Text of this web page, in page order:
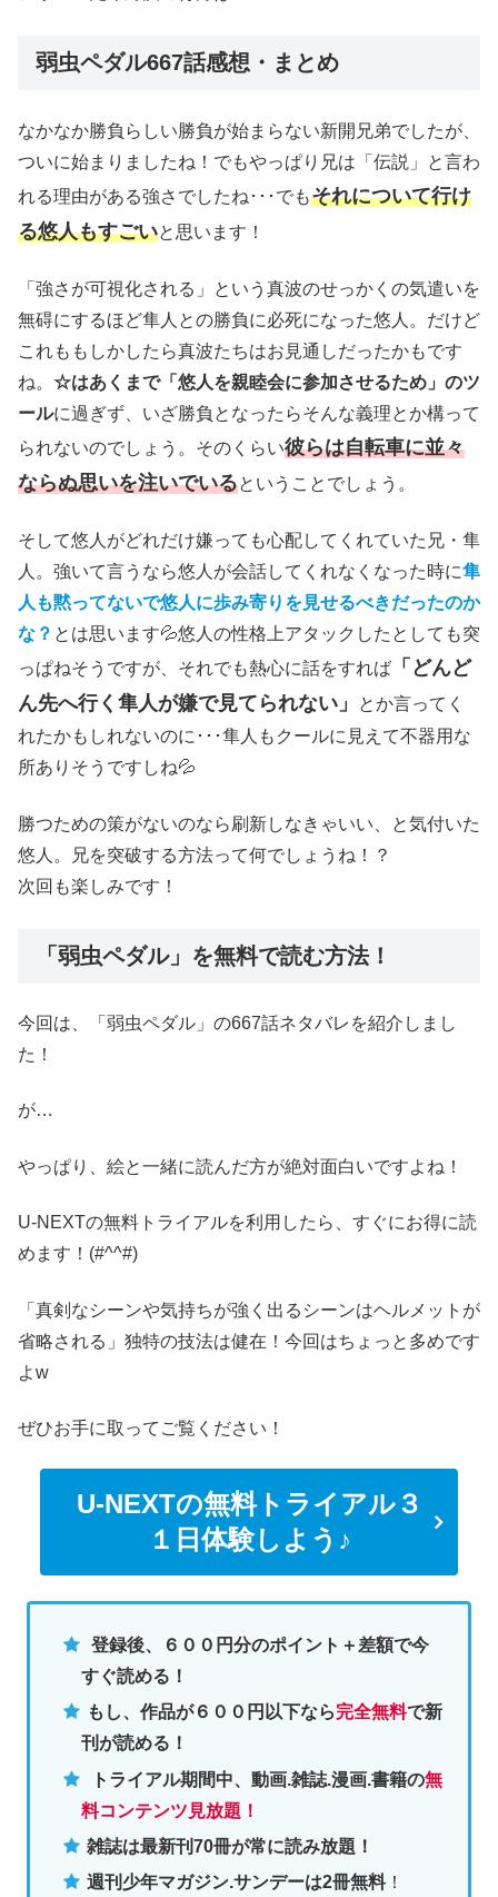
弱虫ペダル667話感想・まとめ
なかなか勝負らしい勝負が始まらない新開兄弟でしたが、
ついに始まりましたね！でもやっぱり兄は「伝説」と言わ
れる理由がある強さでしたね･･･でもそれについて行け
る悠人もすごいと思います！
「強さが可視化される」という真波のせっかくの気遣いを
無碍にするほど隼人との勝負に必死になった悠人。だけど
これももしかしたら真波たちはお見通しだったかもです
ね。 ☆はあくまで「悠人を親睦会に参加させるため」のツ
ールに過ぎず、いざ勝負となったらそんな義理とか構って
られないのでしょう。そのくらい彼らは自転車に並々
ならぬ思いを注いでいるということでしょう。
そして悠人がどれだけ嫌っても心配してくれていた兄・隼
人。強いて言うなら悠人が会話してくれなくなった時に隼
人も黙ってないで悠人に歩み寄りを見せるべきだったのか
な？ とは思います💦悠人の性格上アタックしたとしても突
っぱねそうですが、それでも熱心に話をすれば 「どんど
ん先へ行く隼人が嫌で見てられない」
とか言ってく
れたかもしれないのに･･･隼人もクールに見えて不器用な
所ありそうですしね💦
勝つための策がないのなら刷新しなきゃいい、と気付いた
悠人。兄を突破する方法って何でしょうね！？
次回も楽しみです！
「弱虫ペダル」を無料で読む方法！
今回は、「弱虫ペダル」の667話ネタバレを紹介しまし
た！
が…
やっぱり、絵と一緒に読んだ方が絶対面白いですよね！
U-NEXTの無料トライアルを利用したら、すぐにお得に読
めます！(#^^#)
「真剣なシーンや気持ちが強く出るシーンはヘルメットが
省略される」独特の技法は健在！今回はちょっと多めです
よw
ぜひお手に取ってご覧ください！
U-NEXTの無料トライアル３
１日体験しよう♪
登録後、６００円分のポイント＋差額で今
すぐ読める！
もし、作品が６００円以下なら完全無料で新
刊が読める！
トライアル期間中、動画.雑誌.漫画.書籍の無
料コンテンツ見放題！
雑誌は最新刊70冊が常に読み放題！
週刊少年マガジン.サンデーは2冊無料！